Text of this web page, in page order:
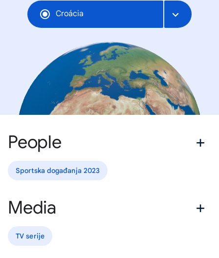
Croácia
People
Sportska događanja 2023
Media
TV serije